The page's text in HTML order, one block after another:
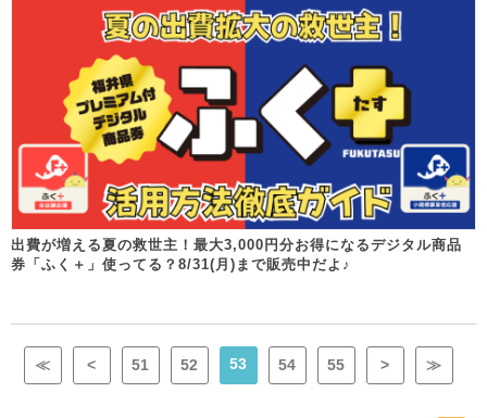
出費が増える夏の救世主！最大3,000円分お得になるデジタル商品
券「ふく＋」使ってる？8/31(月)まで販売中だよ♪
≪ < 51 52 53 54 55 > ≫